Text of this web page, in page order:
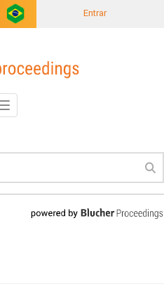
Entrar
Toggle
navigation